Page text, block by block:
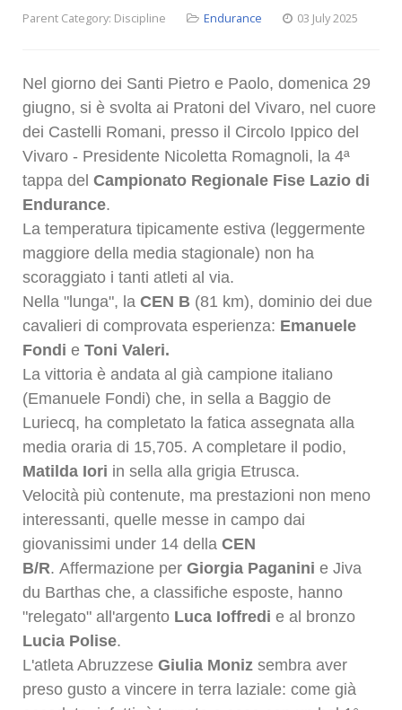
Parent Category: Discipline Endurance 03 July 2025
Nel giorno dei Santi Pietro e Paolo, domenica 29
giugno, si è svolta ai Pratoni del Vivaro, nel cuore
dei Castelli Romani, presso il Circolo Ippico del
Vivaro - Presidente Nicoletta Romagnoli, la 4ª
tappa del Campionato Regionale Fise Lazio di
Endurance.
La temperatura tipicamente estiva (leggermente
maggiore della media stagionale) non ha
scoraggiato i tanti atleti al via.
Nella "lunga", la CEN B (81 km), dominio dei due
cavalieri di comprovata esperienza: Emanuele
Fondi e Toni Valeri.
La vittoria è andata al già campione italiano
(Emanuele Fondi) che, in sella a Baggio de
Luriecq, ha completato la fatica assegnata alla
media oraria di 15,705. A completare il podio,
Matilda Iori in sella alla grigia Etrusca.
Velocità più contenute, ma prestazioni non meno
interessanti, quelle messe in campo dai
giovanissimi under 14 della CEN
B/R. Affermazione per Giorgia Paganini e Jiva
du Barthas che, a classifiche esposte, hanno
"relegato" all'argento Luca Ioffredi e al bronzo
Lucia Polise.
L'atleta Abruzzese Giulia Moniz sembra aver
preso gusto a vincere in terra laziale: come già